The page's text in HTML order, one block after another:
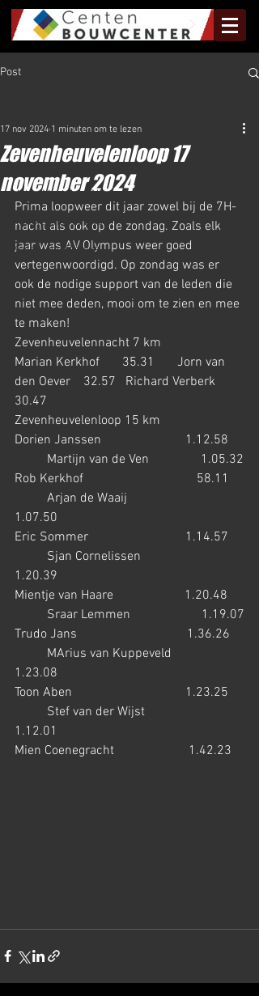
Post
Olympus Nieuws
Halve Marathon Nieuws
Rundje Mill Nieuws
Kuilenloop Nieuws
Zevenheuvelenloop 17
november 2024
17 nov 2024 1 minuten om te lezen
Prima loopweer dit jaar zowel bij de 7H-
nacht als ook op de zondag. Zoals elk
jaar was AV Olympus weer goed
vertegenwoordigd. Op zondag was er
ook de nodige support van de leden die
niet mee deden, mooi om te zien en mee
te maken!
Zevenheuvelennacht 7 km
Marian Kerkhof       35.31       Jorn van
den Oever    32.57   Richard Verberk
30.47
Zevenheuvelenloop 15 km
Dorien Janssen                          1.12.58
          Martijn van de Ven                1.05.32
Rob Kerkhof                                   58.11
          Arjan de Waaij
1.07.50
Eric Sommer                              1.14.57
          Sjan Cornelissen
1.20.39
Mientje van Haare                      1.20.48
          Sraar Lemmen                      1.19.07
Trudo Jans                                  1.36.26
          MArius van Kuppeveld
1.23.08
Toon Aben                                   1.23.25
          Stef van der Wijst
1.12.01
Mien Coenegracht                       1.42.23